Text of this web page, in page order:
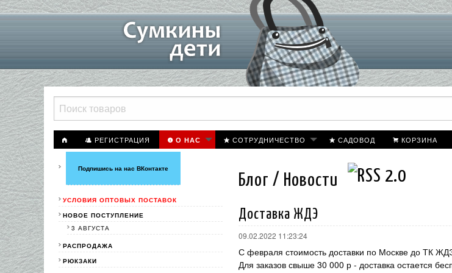
РЕГИСТРАЦИЯ О НАС СОТРУДНИЧЕСТВО САДОВОД КОРЗИНА
Блог / Новости
Доставка ЖДЭ
09.02.2022 11:23:24
С февраля стоимость доставки по Москве до ТК
Для заказов свыше 30 000 р - доставка остается
Подпишись на нас ВКонтакте
УСЛОВИЯ ОПТОВЫХ ПОСТАВОК
НОВОЕ ПОСТУПЛЕНИЕ
3 АВГУСТА
РАСПРОДАЖА
РЮКЗАКИ